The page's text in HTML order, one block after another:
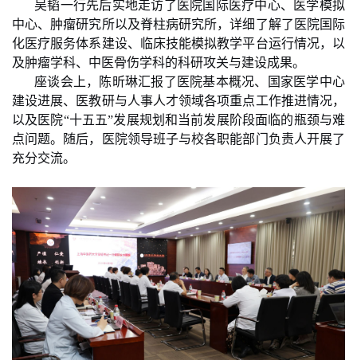
吴韬一行先后实地走访了医院国际医疗中心、医学模拟
中心、肿瘤研究所以及脊柱病研究所，详细了解了医院国际
化医疗服务体系建设、临床技能模拟教学平台运行情况，以
及肿瘤学科、中医骨伤学科的科研攻关与建设成果。
座谈会上，陈昕琳汇报了医院基本概况、国家医学中心
建设进展、医教研与人事人才领域各项重点工作推进情况，
以及医院“十五五”发展规划和当前发展阶段面临的瓶颈与难
点问题。随后，医院领导班子与校各职能部门负责人开展了
充分交流。